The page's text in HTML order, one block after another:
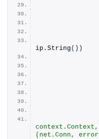
ip. String ())
(net.Conn,